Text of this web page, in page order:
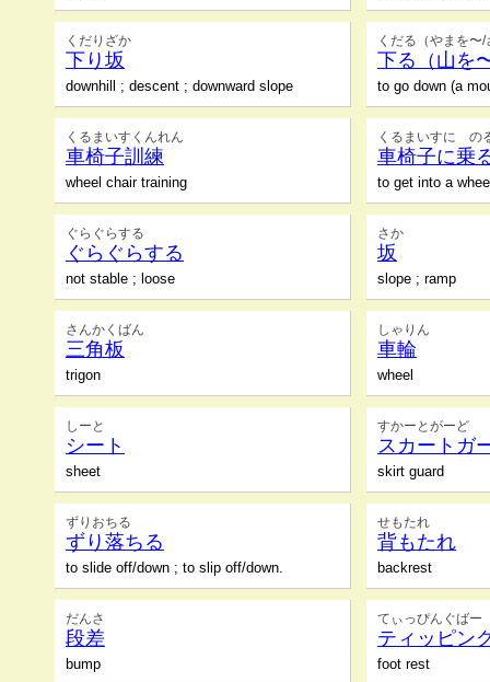
くだりざか
下り坂
downhill ; descent ; downward slope
くだる（やまを〜
下る（山を
to go down (a
くるまいすくんれん
車椅子訓練
wheel chair training
くるまいすに の
車椅子に乗
to get into a
ぐらぐらする
ぐらぐらする
not stable ; loose
さか
坂
slope ; ramp
さんかくばん
三角板
trigon
しゃりん
車輪
wheel
しーと
シート
sheet
すかーとがーど
スカートガ
skirt guard
ずりおちる
ずり落ちる
to slide off/down ; to slip off/down.
せもたれ
背もたれ
backrest
だんさ
段差
bump
てぃっぴんぐばー
ティッピン
foot rest